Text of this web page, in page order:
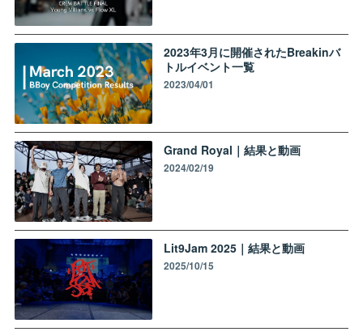
2023年3月に開催されたBreakinバ
トルイベント一覧
2023/04/01
Grand Royal｜結果と動画
2024/02/19
Lit9Jam 2025｜結果と動画
2025/10/15